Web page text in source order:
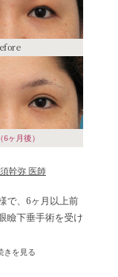
6ヶ月後）
幹弥 医師
で、6ヶ月以上前
瞼下垂手術を受け
、幅の狭い二重で
きを見る